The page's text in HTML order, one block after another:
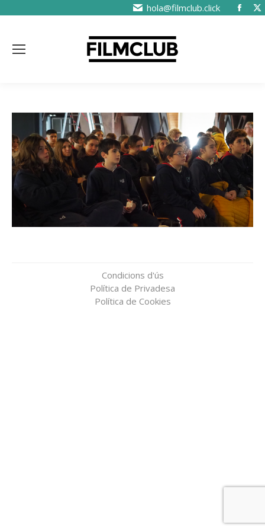
hola@filmclub.click
Condicions d'ús
Política de Privadesa
Política de Cookies